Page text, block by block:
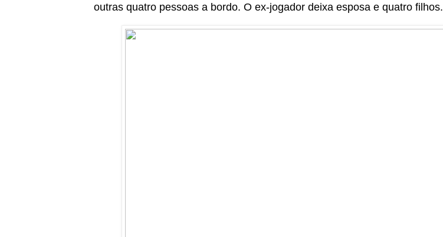
outras quatro pessoas a bordo. O ex-jogador deixa esposa e quatro filhos.